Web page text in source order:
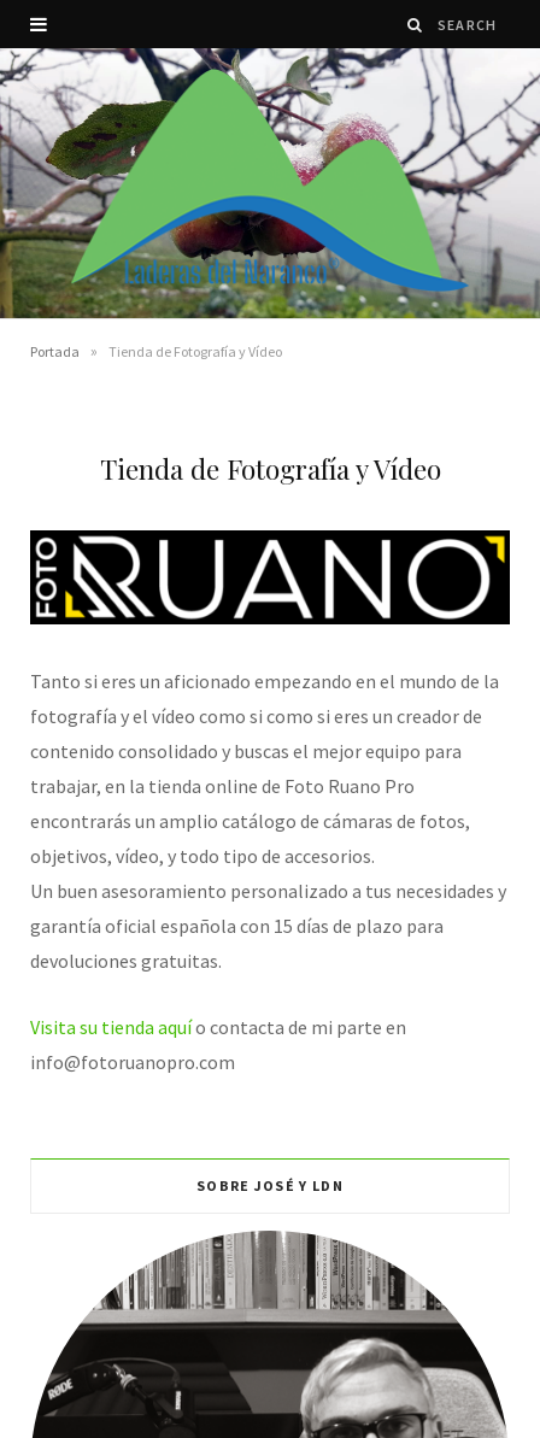
Portada » Tienda de Fotografía y Vídeo
Tienda de Fotografía y Vídeo
Tanto si eres un aficionado empezando en el mundo de la
fotografía y el vídeo como si como si eres un creador de
contenido consolidado y buscas el mejor equipo para
trabajar, en la tienda online de Foto Ruano Pro
encontrarás un amplio catálogo de cámaras de fotos,
objetivos, vídeo, y todo tipo de accesorios.
Un buen asesoramiento personalizado a tus necesidades y
garantía oficial española con 15 días de plazo para
devoluciones gratuitas.
Visita su tienda aquío contacta de mi parte en
info@fotoruanopro.com
SOBRE JOSÉ Y LDN